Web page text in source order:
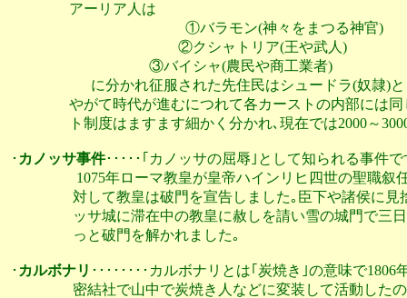
                 アーリア人は
         　　　　　　　　　　①バラモン(神々をまつる神官)
          　　　　　　　　　 ②クシャトリア(王や武人)
                  　　　　　 ③バイシャ(農民や商工業者)
に分かれ征服された先住民はシュードラ(奴
やがて時代が進むにつれて各カーストの内部に
ト制度はますます細かく分かれ､現在では2000
･ カノッサ事件･････｢カノッサの屈辱｣として知られる事件で
1075年ローマ教皇が皇帝ハインリヒ四世の聖
対して教皇は破門を宣告しました｡臣下や諸侯
ッサ城に滞在中の教皇に赦しを請い雪の城門
                  っと破門を解かれました｡
･ カルボナリ ････････カルボナリとは｢炭焼き｣の意味で
密結社で山中で炭焼き人などに変装して活動し